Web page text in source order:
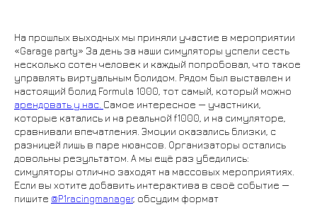
На прошлых выходных мы приняли участие в мероприятии
«Garage party» За день за наши симуляторы успели сесть
несколько сотен человек и каждый попробовал, что такое
управлять виртуальным болидом. Рядом был выставлен и
настоящий болид Formula 1000, тот самый, который можно
арендовать у нас. Самое интересное — участники,
которые катались и на реальной f1000, и на симуляторе,
сравнивали впечатления. Эмоции оказались близки, с
разницей лишь в паре нюансов. Организаторы остались
довольны результатом. А мы ещё раз убедились:
симуляторы отлично заходят на массовых мероприятиях.
Если вы хотите добавить интерактива в своё событие —
пишите @P1racingmanager, обсудим формат